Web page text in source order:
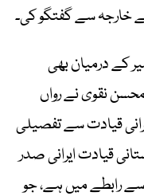
خارجہ سے گفتگو کی۔
کے درمیان بھی
محسن نقوی نے رواں
اور ایرانی قیادت سے تفصیلی
قیادت ایرانی صدر
سے رابطے میں ہے، جو